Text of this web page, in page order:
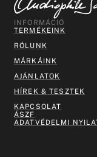
INFORMÁCIÓ
TERMÉKEINK
RÓLUNK
MÁRKÁINK
AJÁNLATOK
HÍREK & TESZTEK
KAPCSOLAT
ÁSZF
ADATVÉDELMI